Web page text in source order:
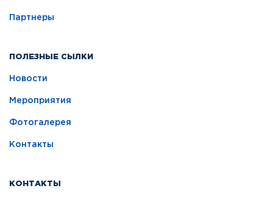
Партнеры
ПОЛЕЗНЫЕ СЫЛКИ
Новости
Мероприятия
Фотогалерея
Контакты
КОНТАКТЫ